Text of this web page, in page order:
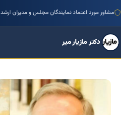
مشاور مورد اعتماد نمایندگان مجلس و مدیران ارشد
دکتر مازیار میر